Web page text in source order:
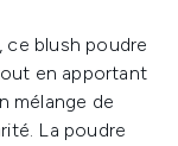
ce blush poudre
en apportant
mélange de
La poudre